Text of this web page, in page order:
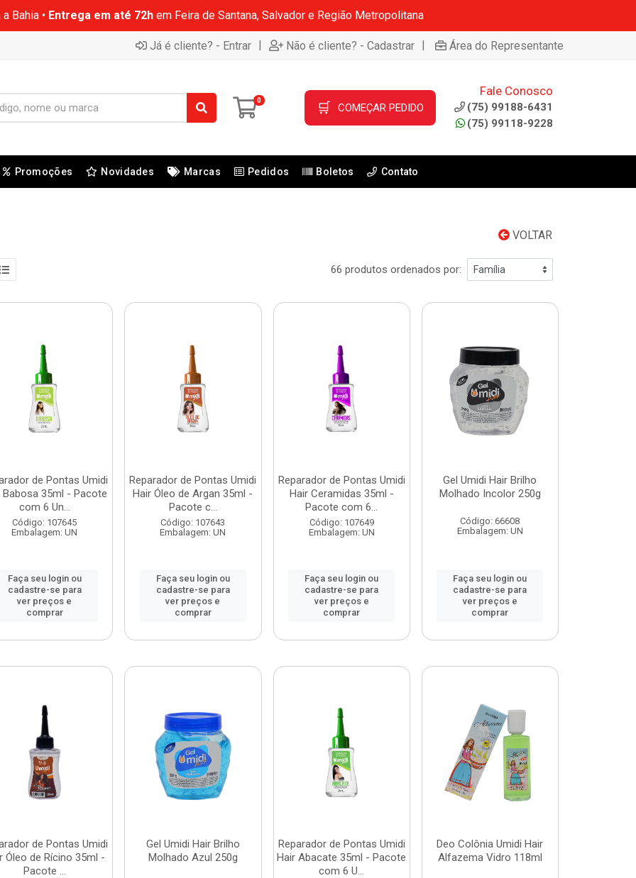
Bahia • Entrega em até 72hem Feira de Santana, Salvador e Região Metropolitana
Já é cliente? - Entrar | Não é cliente? - Cadastrar | Área do Representante
0 🛒 COMEÇAR PEDIDO
Fale Conosco
(75) 99188-6431
(75) 99118-9228
Promoções Novidades Marcas Pedidos Boletos Contato
VOLTAR
66 produtos ordenados por:
de Pontas Umidi
Babosa 35ml - Pacote
com 6 Un...
Código: 107645
Embalagem: UN
Faça seu login ou
cadastre-se para
ver preços e
comprar
Reparador de Pontas Umidi
Hair Óleo de Argan 35ml -
Pacote c...
Código: 107643
Embalagem: UN
Faça seu login ou
cadastre-se para
ver preços e
comprar
Reparador de Pontas Umidi
Hair Ceramidas 35ml -
Pacote com 6...
Código: 107649
Embalagem: UN
Faça seu login ou
cadastre-se para
ver preços e
comprar
Gel Umidi Hair Brilho
Molhado Incolor 250g
Código: 66608
Embalagem: UN
Faça seu login ou
cadastre-se para
ver preços e
comprar
de Pontas Umidi
Óleo de Rícino 35ml -
Pacote ...
Gel Umidi Hair Brilho
Molhado Azul 250g
Reparador de Pontas Umidi
Hair Abacate 35ml - Pacote
com 6 U...
Deo Colônia Umidi Hair
Alfazema Vidro 118ml